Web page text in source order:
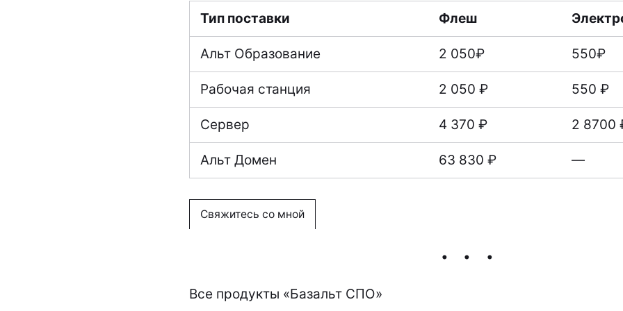
Тип поставки Флеш
Альт Образование 2 050₽ 550₽
Рабочая станция 2 050 ₽ 550 ₽
Сервер 4 370 ₽ 2 8700
Альт Домен 63 830 ₽ —
Свяжитесь со мной
Все продукты «Базальт СПО»